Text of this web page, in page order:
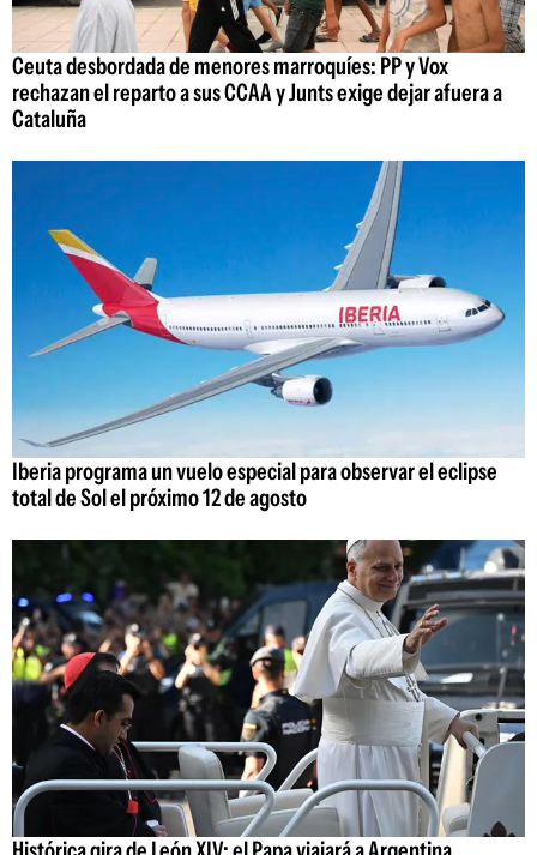
Ceuta desbordada de menores marroquíes: PP y Vox
rechazan el reparto a sus CCAA y Junts exige dejar afuera a
Cataluña
Iberia programa un vuelo especial para observar el eclipse
total de Sol el próximo 12 de agosto